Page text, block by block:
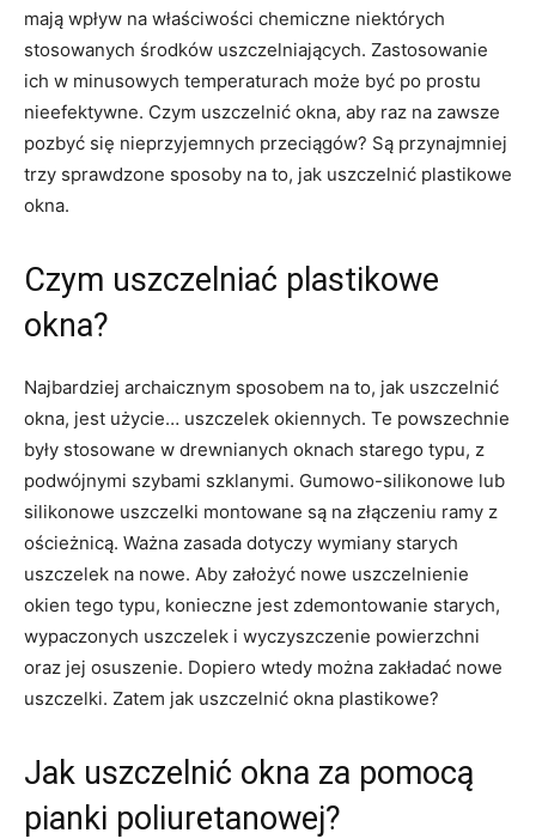
mają wpływ na właściwości chemiczne niektórych
stosowanych środków uszczelniających. Zastosowanie
ich w minusowych temperaturach może być po prostu
nieefektywne. Czym uszczelnić okna, aby raz na zawsze
pozbyć się nieprzyjemnych przeciągów? Są przynajmniej
trzy sprawdzone sposoby na to, jak uszczelnić plastikowe
okna.
Czym uszczelniać plastikowe
okna?
Najbardziej archaicznym sposobem na to, jak uszczelnić
okna, jest użycie… uszczelek okiennych. Te powszechnie
były stosowane w drewnianych oknach starego typu, z
podwójnymi szybami szklanymi. Gumowo-silikonowe lub
silikonowe uszczelki montowane są na złączeniu ramy z
ościeżnicą. Ważna zasada dotyczy wymiany starych
uszczelek na nowe. Aby założyć nowe uszczelnienie
okien tego typu, konieczne jest zdemontowanie starych,
wypaczonych uszczelek i wyczyszczenie powierzchni
oraz jej osuszenie. Dopiero wtedy można zakładać nowe
uszczelki. Zatem jak uszczelnić okna plastikowe?
Jak uszczelnić okna za pomocą
pianki poliuretanowej?